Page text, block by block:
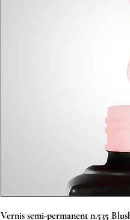
Vernis semi-permanent n.535